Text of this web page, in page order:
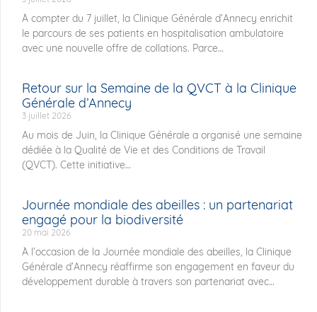
À compter du 7 juillet, la Clinique Générale d’Annecy enrichit
le parcours de ses patients en hospitalisation ambulatoire
avec une nouvelle offre de collations. Parce
Retour sur la Semaine de la QVCT à la Clinique
Générale d’Annecy
3 juillet 2026
Au mois de Juin, la Clinique Générale a organisé une semaine
dédiée à la Qualité de Vie et des Conditions de Travail
(QVCT). Cette initiative
Journée mondiale des abeilles : un partenariat
engagé pour la biodiversité
20 mai 2026
À l’occasion de la Journée mondiale des abeilles, la Clinique
Générale d’Annecy réaffirme son engagement en faveur du
développement durable à travers son partenariat avec